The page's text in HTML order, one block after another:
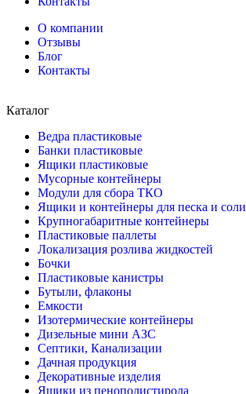
О компании
Отзывы
Блог
Контакты
Каталог
Ведра пластиковые
Банки пластиковые
Ящики пластиковые
Мусорные контейнеры
Модули для сбора ТКО
Ящики и контейнеры для песка и соли
Крупногабаритные контейнеры
Пластиковые паллеты
Локализация розлива жидкостей
Бочки
Пластиковые канистры
Бутыли, флаконы
Емкости
Изотермические контейнеры
Дизельные мини АЗС
Септики, Канализации
Дачная продукция
Декоративные изделия
Ящики из пенополистирола